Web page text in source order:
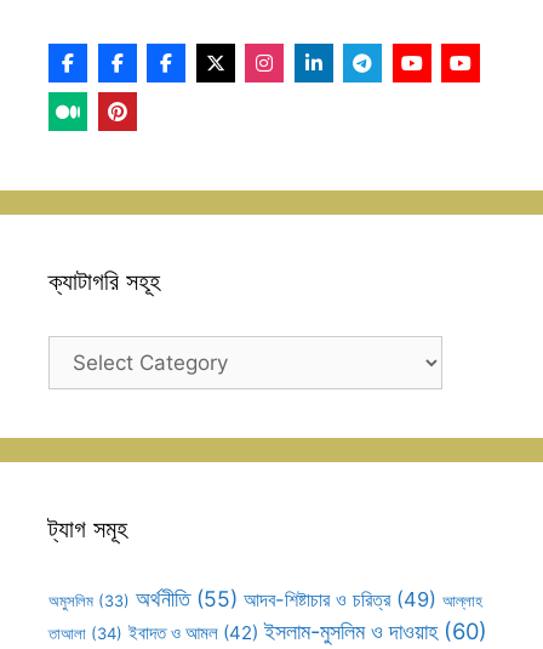
ক্যাটাগরি সহূহ
ক্যাটাগরি
ট্যাগ সমূহ
অমুসলিম (33) অর্থনীতি(55) আদব-শিষ্টাচার ও চরিত্র(49) আল্লাহ
তাআলা (34) ইবাদত ও আমল (42) ইসলাম-মুসলিম ও দাওয়াহ(60)